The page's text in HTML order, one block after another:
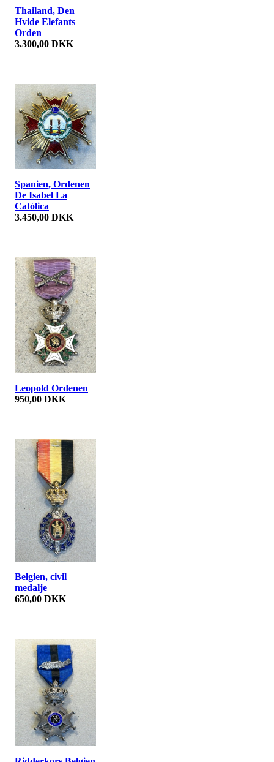
Thailand, Den
Hvide Elefants
Orden
3.300,00 DKK
Spanien, Ordenen
De Isabel La
Católica
3.450,00 DKK
Leopold Ordenen
950,00 DKK
Belgien, civil
medalje
650,00 DKK